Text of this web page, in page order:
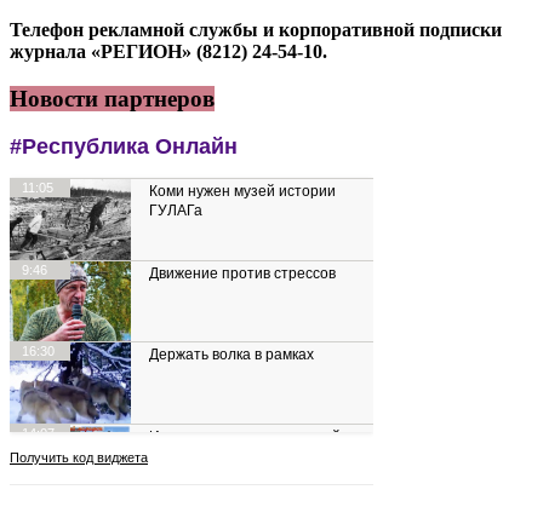
Телефон рекламной службы и корпоративной подписки
журнала «РЕГИОН» (8212) 24-54-10.
Новости партнеров